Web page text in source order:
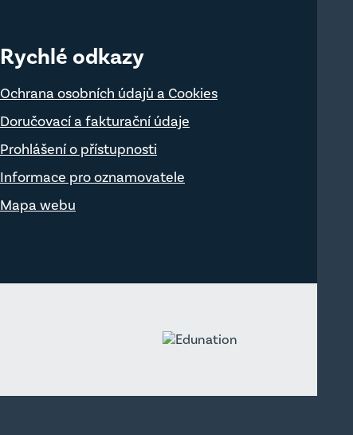
Rychlé odkazy
Ochrana osobních údajů a Cookies
Doručovací a fakturační údaje
Prohlášení o přístupnosti
Informace pro oznamovatele
Mapa webu